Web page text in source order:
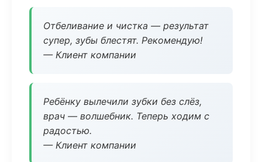
Отбеливание и чистка — результат
супер, зубы блестят. Рекомендую!
— Клиент компании
Ребёнку вылечили зубки без слёз,
врач — волшебник. Теперь ходим с
радостью.
— Клиент компании